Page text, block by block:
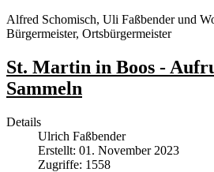
Alfred Schomisch, Uli Faßbender und
Bürgermeister, Ortsbürgermeister
St. Martin in Boos -
Sammeln
Details
Ulrich Faßbender
Erstellt: 01. November 2023
Zugriffe: 1558